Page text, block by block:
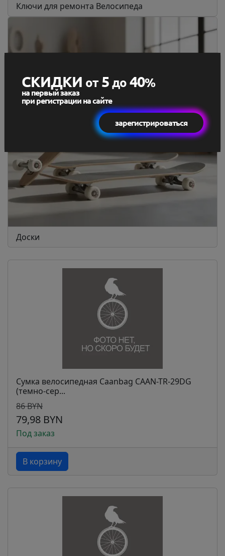
Ключи для ремонта Велосипеда
Доски
Сумка велосипедная Caanbag CAAN-TR-29DG
(темно-сер...
86 BYN
79,98 BYN
Под заказ
В корзину
СКИДКИ от5до40%
на первый заказ
при регистрации на сайте
зарегистрироваться